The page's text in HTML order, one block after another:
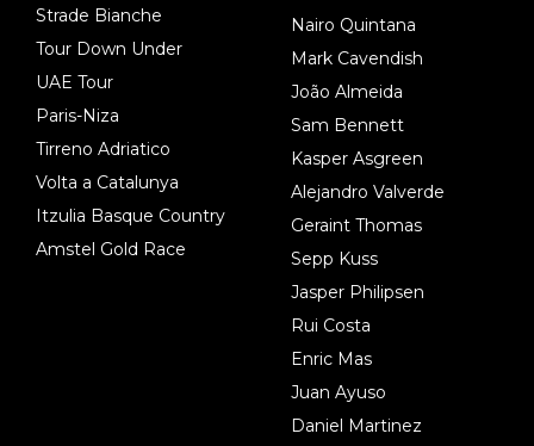
Strade Bianche
Tour Down Under
UAE Tour
Paris-Niza
Tirreno Adriatico
Volta a Catalunya
Itzulia Basque Country
Amstel Gold Race
Nairo Quintana
Mark Cavendish
João Almeida
Sam Bennett
Kasper Asgreen
Alejandro Valverde
Geraint Thomas
Sepp Kuss
Jasper Philipsen
Rui Costa
Enric Mas
Juan Ayuso
Daniel Martinez